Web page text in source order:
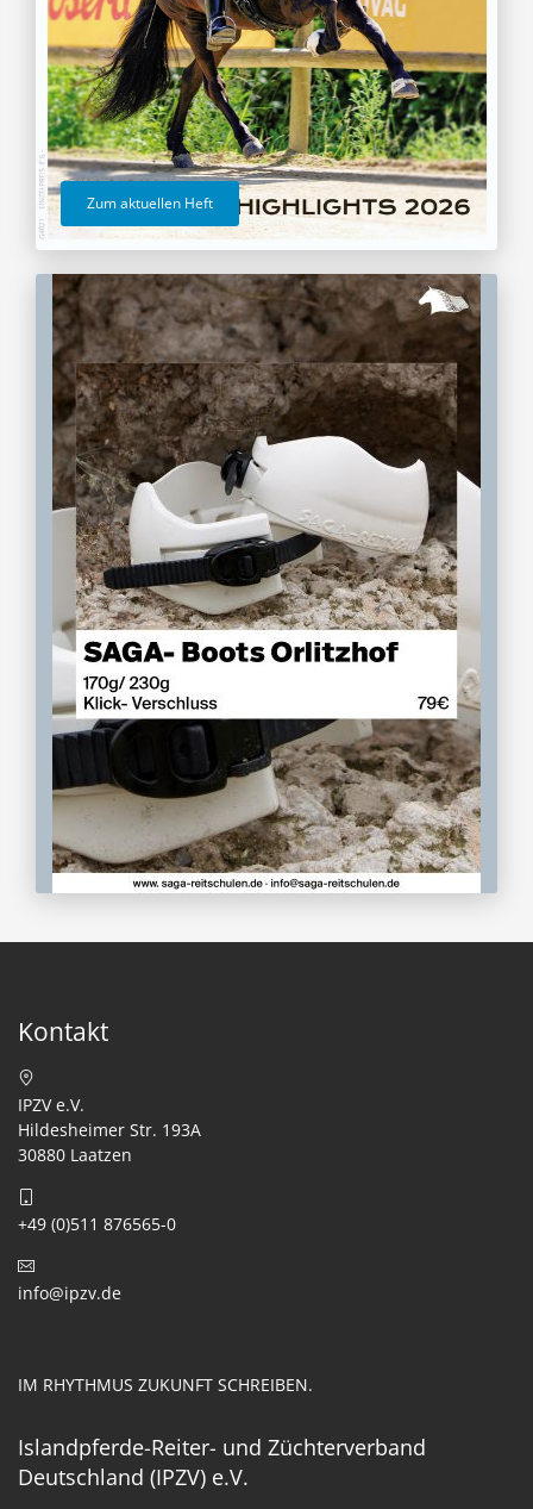
Zum aktuellen Heft
Kontakt
IPZV e.V.
Hildesheimer Str. 193A
30880 Laatzen
+49 (0)511 876565-0
info@ipzv.de
IM RHYTHMUS ZUKUNFT SCHREIBEN.
Islandpferde-Reiter- und Züchterverband
Deutschland (IPZV) e.V.